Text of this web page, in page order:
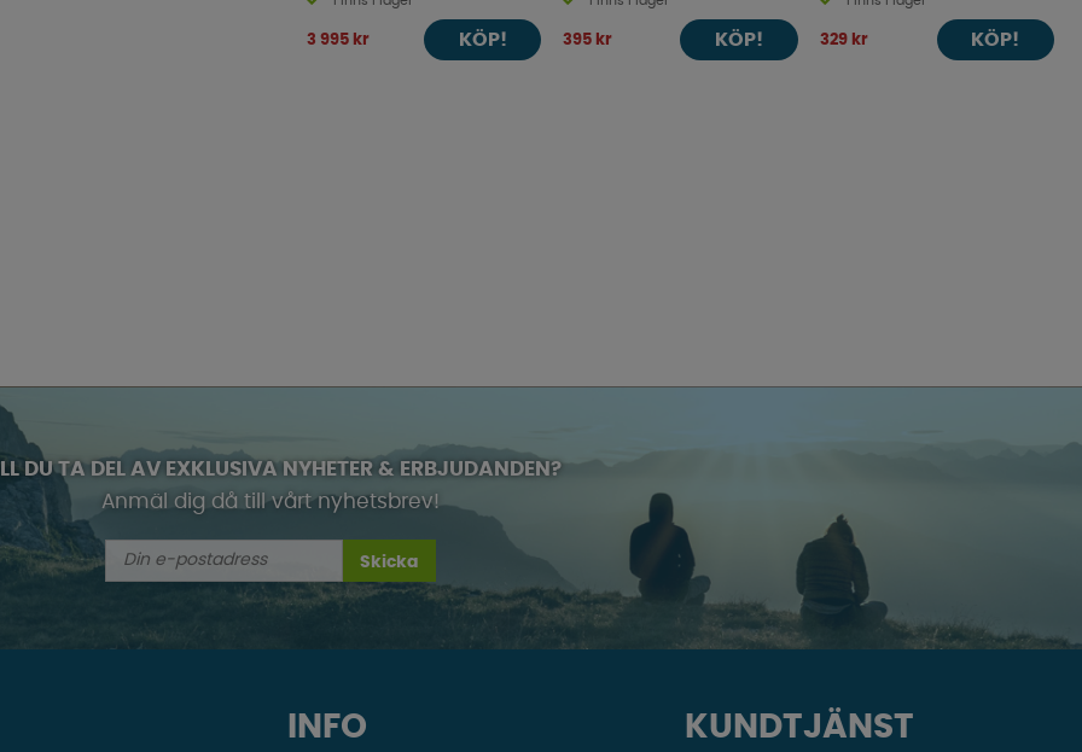
3 995 kr KÖP! 395 kr KÖP! 329 kr KÖP!
DU TA DEL AV EXKLUSIVA NYHETER & ERBJUDANDEN?
Anmäl dig då till vårt nyhetsbrev!
Skicka
INFO KUNDTJÄNST